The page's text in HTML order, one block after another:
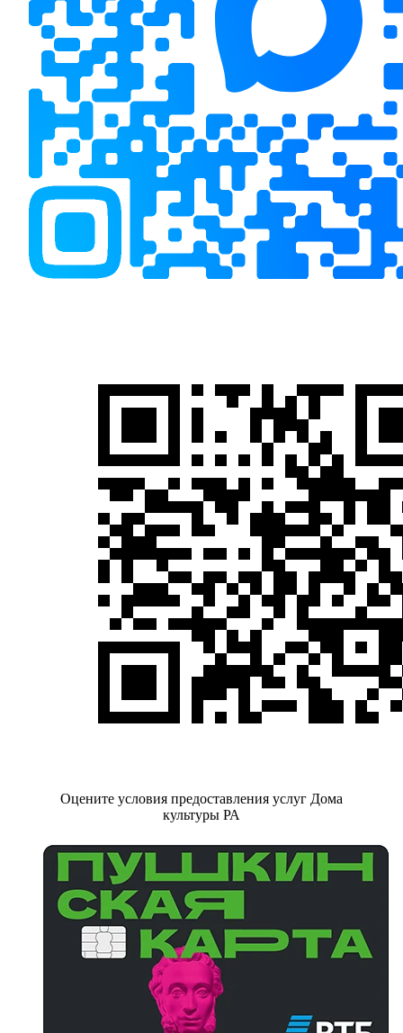
Оцените условия предоставления услуг Дома
культуры РА